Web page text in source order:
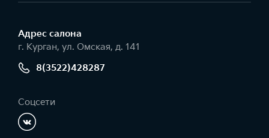
Адрес салонa
г. Курган, ул. Омская, д. 141
8(3522)428287
Соцсети